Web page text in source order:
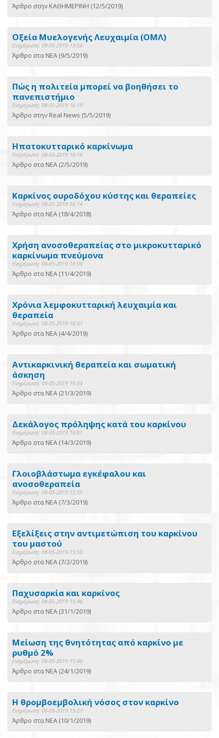
Άρθρο στην ΚΑΘΗΜΕΡΙΝΗ (12/5/2019)
Οξεία Μυελογενής Λευχαιμία (ΟΜΛ)
Ενημέρωση: 09-05-2019 13:58
Άρθρο στα ΝΕΑ (9/5/2019)
Πώς η πολιτεία μπορεί να βοηθήσει το
πανεπιστήμιο
Ενημέρωση: 08-05-2019 16:19
Άρθρο στην Real News (5/5/2019)
Ηπατοκυτταρικό καρκίνωμα
Ενημέρωση: 08-05-2019 16:16
Άρθρο στα ΝΕΑ (2/5/2019)
Καρκίνος ουροδόχου κύστης και θεραπείες
Ενημέρωση: 08-05-2019 16:14
Άρθρο στα ΝΕΑ (18/4/2018)
Χρήση ανοσοθεραπείας στο μικροκυτταρικό
καρκίνωμα πνεύμονα
Ενημέρωση: 08-05-2019 16:09
Άρθρο στα ΝΕΑ (11/4/2019)
Χρόνια λεμφοκυτταρική λευχαιμία και
θεραπεία
Ενημέρωση: 08-05-2019 16:07
Άρθρο στα ΝΕΑ (4/4/2019)
Αντικαρκινική θεραπεία και σωματική
άσκηση
Ενημέρωση: 08-05-2019 16:03
Άρθρο στα ΝΕΑ (21/3/2019)
Δεκάλογος πρόληψης κατά του καρκίνου
Ενημέρωση: 08-05-2019 16:01
Άρθρο στα ΝΕΑ (14/3/2019)
Γλοιοβλάστωμα εγκέφαλου και
ανοσοθεραπεία
Ενημέρωση: 08-05-2019 15:55
Άρθρο στα ΝΕΑ (7/3/2019)
Εξελίξεις στην αντιμετώπιση του καρκίνου
του μαστού
Ενημέρωση: 08-05-2019 15:50
Άρθρο στα ΝΕΑ (7/2/2019)
Παχυσαρκία και καρκίνος
Ενημέρωση: 08-05-2019 15:46
Άρθρο στα ΝΕΑ (31/1/2019)
Μείωση της θνητότητας από καρκίνο με
ρυθμό 2%
Ενημέρωση: 08-05-2019 15:40
Άρθρο στα ΝΕΑ (24/1/2019)
Η θρομβοεμβολική νόσος στον καρκίνο
Ενημέρωση: 08-05-2019 15:27
Άρθρο στα ΝΕΑ (10/1/2019)